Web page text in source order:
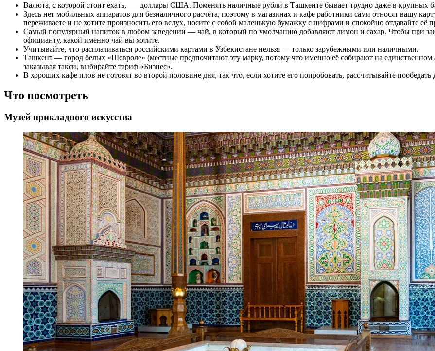
Валюта, с которой стоит ехать, — доллары США. Поменять наличные рубли в Ташкенте бывает трудно даже в крупных
Здесь нет мобильных аппаратов для безналичного расчёта, поэтому в магазинах и кафе работники сами относят вашу
переживаете и не хотите произносить его вслух, носите с собой маленькую бумажку с цифрами и спокойно отдавайте её
Самый популярный напиток в любом заведении — чай, в который по умолчанию добавляют лимон и сахар. Чтобы при
официанту, какой именно чай вы хотите.
Учитывайте, что расплачиваться российскими картами в Узбекистане нельзя — только зарубежными или наличными.
Ташкент — город белых «Шевроле» (местные предпочитают эту марку, потому что именно её собирают на единственном
заказывая такси, выбирайте тариф «Бизнес».
В хороших кафе плов не готовят во второй половине дня, так что, если хотите его попробовать, рассчитывайте пообедать
Что посмотреть
Музей прикладного искусства